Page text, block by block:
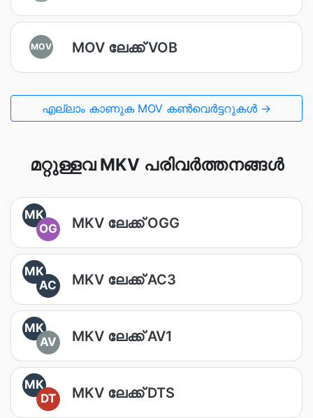
MOV MOV ലേക്ക് VOB
എല്ലാം കാണുക MOV കൺവെർട്ടറുകൾ →
മറ്റുള്ളവ MKV പരിവർത്തനങ്ങൾ
MK
OG
MKV ലേക്ക് OGG
MK
AC
MKV ലേക്ക് AC3
MK
AV
MKV ലേക്ക് AV1
MK
DT
MKV ലേക്ക് DTS